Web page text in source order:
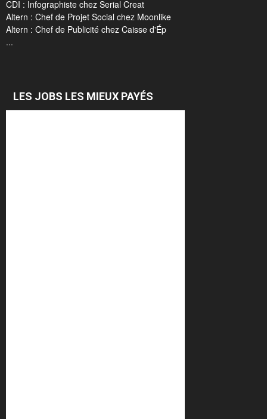
CDI : Infographiste chez Serial Creat
Altern : Chef de Projet Social chez Moonlike
Altern : Chef de Publicité chez Caisse d'Ép
...
LES JOBS LES MIEUX PAYÉS